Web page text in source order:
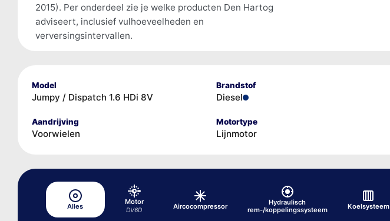
2015). Per onderdeel zie je welke producten Den Hartog
adviseert, inclusief vulhoeveelheden en
verversingsintervallen.
Model
Jumpy / Dispatch 1.6 HDi 8V
Brandstof
Diesel
Aandrijving
Voorwielen
Motortype
Lijnmotor
Alles
Motor
DV6D Aircocompressor
Hydraulisch
rem-/koppelingssysteem
Koelsysteem